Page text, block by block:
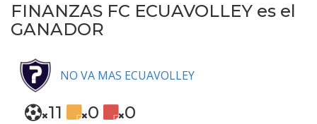
FINANZAS FC ECUAVOLLEY es el
GANADOR
NO VA MAS ECUAVOLLEY
11 0 0